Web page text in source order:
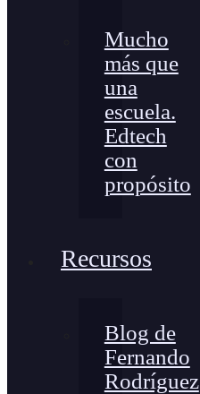
Mucho
más que
una
escuela.
Edtech
con
propósito
Recursos
Blog de
Fernando
Rodríguez